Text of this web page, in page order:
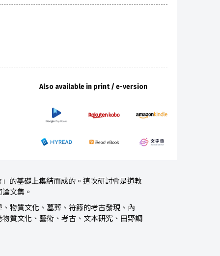
Also available in print / e-version
的基礎上集結而成的。這次研討會是道教
文集。
物質文化、墓葬、符籙的考古發現、內
質文化、藝術、考古、文本研究、田野調